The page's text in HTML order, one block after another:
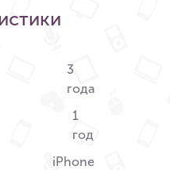
3
года
1
год
iPhone